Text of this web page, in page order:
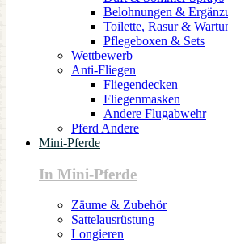
Belohnungen &
Toilette, Rasur &
Pflegeboxen & Sets
Wettbewerb
Anti-Fliegen
Fliegendecken
Fliegenmasken
Andere Flugabwehr
Pferd Andere
Mini-Pferde
In Mini-Pferde
Zäume & Zubehör
Sattelausrüstung
Longieren